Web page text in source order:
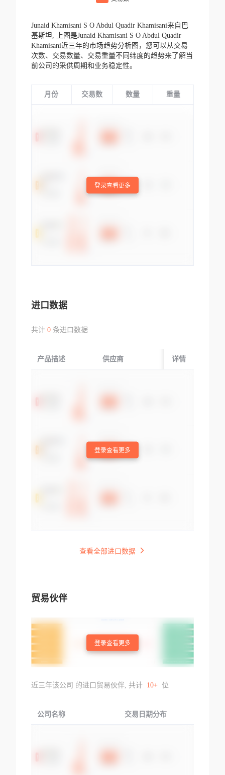
Junaid Khamisani S O Abdul Quadir Khamisani来自巴
基斯坦,
上图是Junaid Khamisani S O Abdul Quadir
Khamisani近三年的市场趋势分析图，您可以从交易
次数、交易数量、交易重量不同纬度的趋势来了解当
前公司的采供周期和业务稳定性。
月份 交易数 数量 重量
登录查看更多
进口数据
共计 0条进口数据
产品描述 供应商 起运国/地区
详情
登录查看更多
查看全部进口数据
贸易伙伴
登录查看更多
近三年该公司 的进口贸易伙伴, 共计 10+ 位
公司名称 交易日期分布